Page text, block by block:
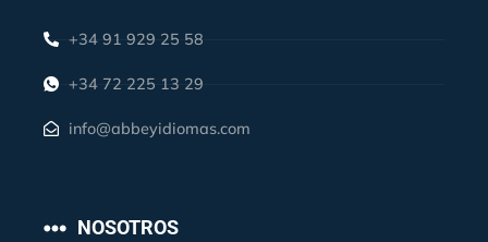
+34 91 929 25 58
+34 72 225 13 29
info@abbeyidiomas.com
NOSOTROS